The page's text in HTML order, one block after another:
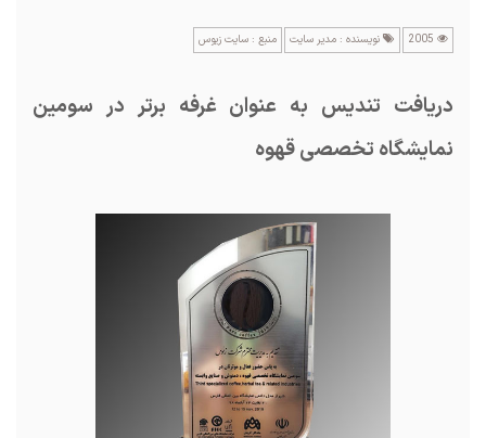
نویسنده : مدیر سایت منبع : سایت زیوس
دریافت تندیس به عنوان غرفه برتر در سومین
نمایشگاه تخصصی قهوه